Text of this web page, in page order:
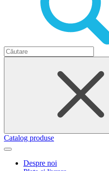
Catalog produse
Despre noi